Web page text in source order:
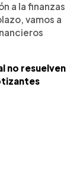
a la finanzas
vamos a
no resuelven